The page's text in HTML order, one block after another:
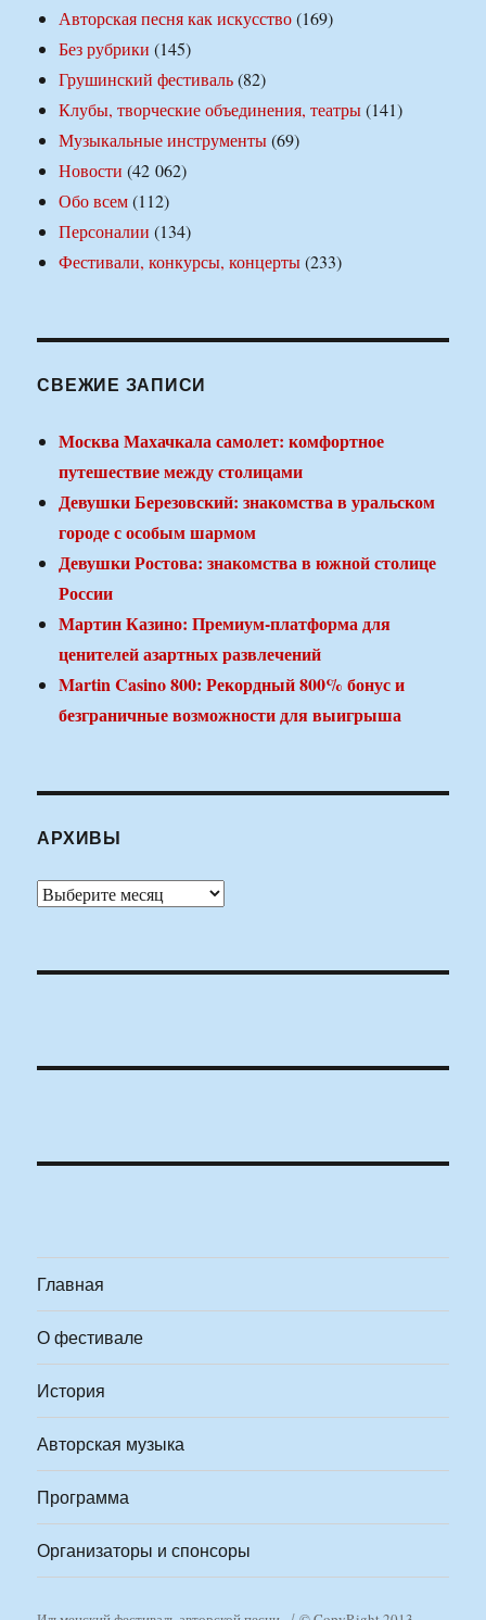
Авторская песня как искусство(169)
Без рубрики (145)
Грушинский фестиваль(82)
Клубы, творческие объединения, театры(141)
Музыкальные инструменты(69)
Новости (42 062)
Обо всем(112)
Персоналии (134)
Фестивали, конкурсы, концерты(233)
СВЕЖИЕ ЗАПИСИ
Москва Махачкала самолет: комфортное
путешествие между столицами
Девушки Березовский: знакомства в уральском
городе с особым шармом
Девушки Ростова: знакомства в южной столице
России
Мартин Казино: Премиум-платформа для
ценителей азартных развлечений
Martin Casino 800: Рекордный 800% бонус и
безграничные возможности для выигрыша
АРХИВЫ
Архивы
Главная
О фестивале
История
Авторская музыка
Программа
Организаторы и спонсоры